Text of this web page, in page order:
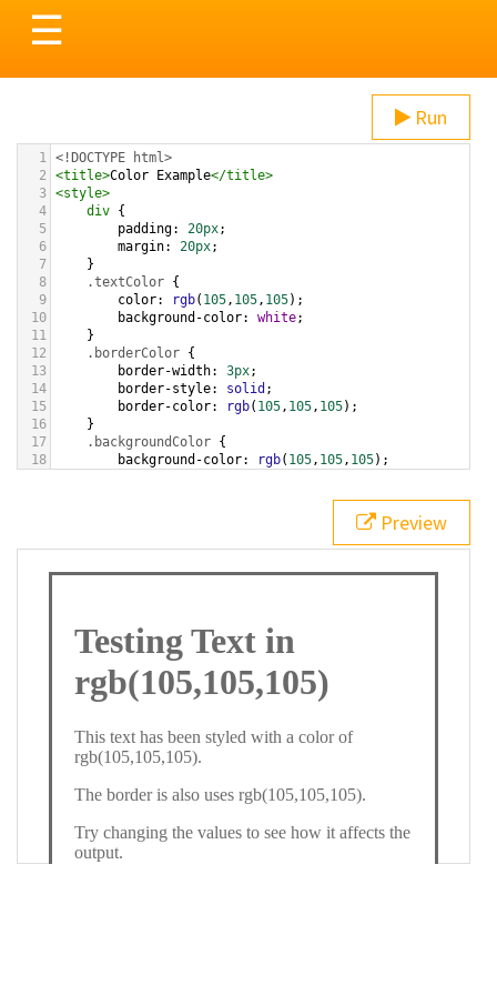
Toggle
navigation
☰
Run
1 <!DOCTYPE html>
2
<title>Color Example</title>
3 <style>
4
div {
5
padding: 20px;
6
margin: 20px;
7
}
8
.textColor {
9
color: rgb( 105, 105, 105);
10
background-color: white;
11
}
12
.borderColor {
13
border-width: 3px;
14
border-style: solid ;
15
border-color: rgb( 105, 105, 105);
16
}
17
.backgroundColor {
18
background-color: rgb( 105, 105, 105);
bottom ,
white, rgb(105,105,105));
div class="textColor borderColor"
< h1>Testing Text in rgb(105,105,105)
Preview